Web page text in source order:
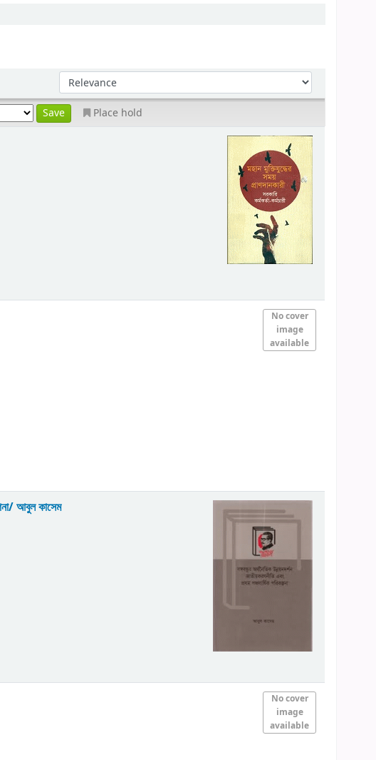
Place hold
No cover
image
available
আবুল কাসেম
No cover
image
available